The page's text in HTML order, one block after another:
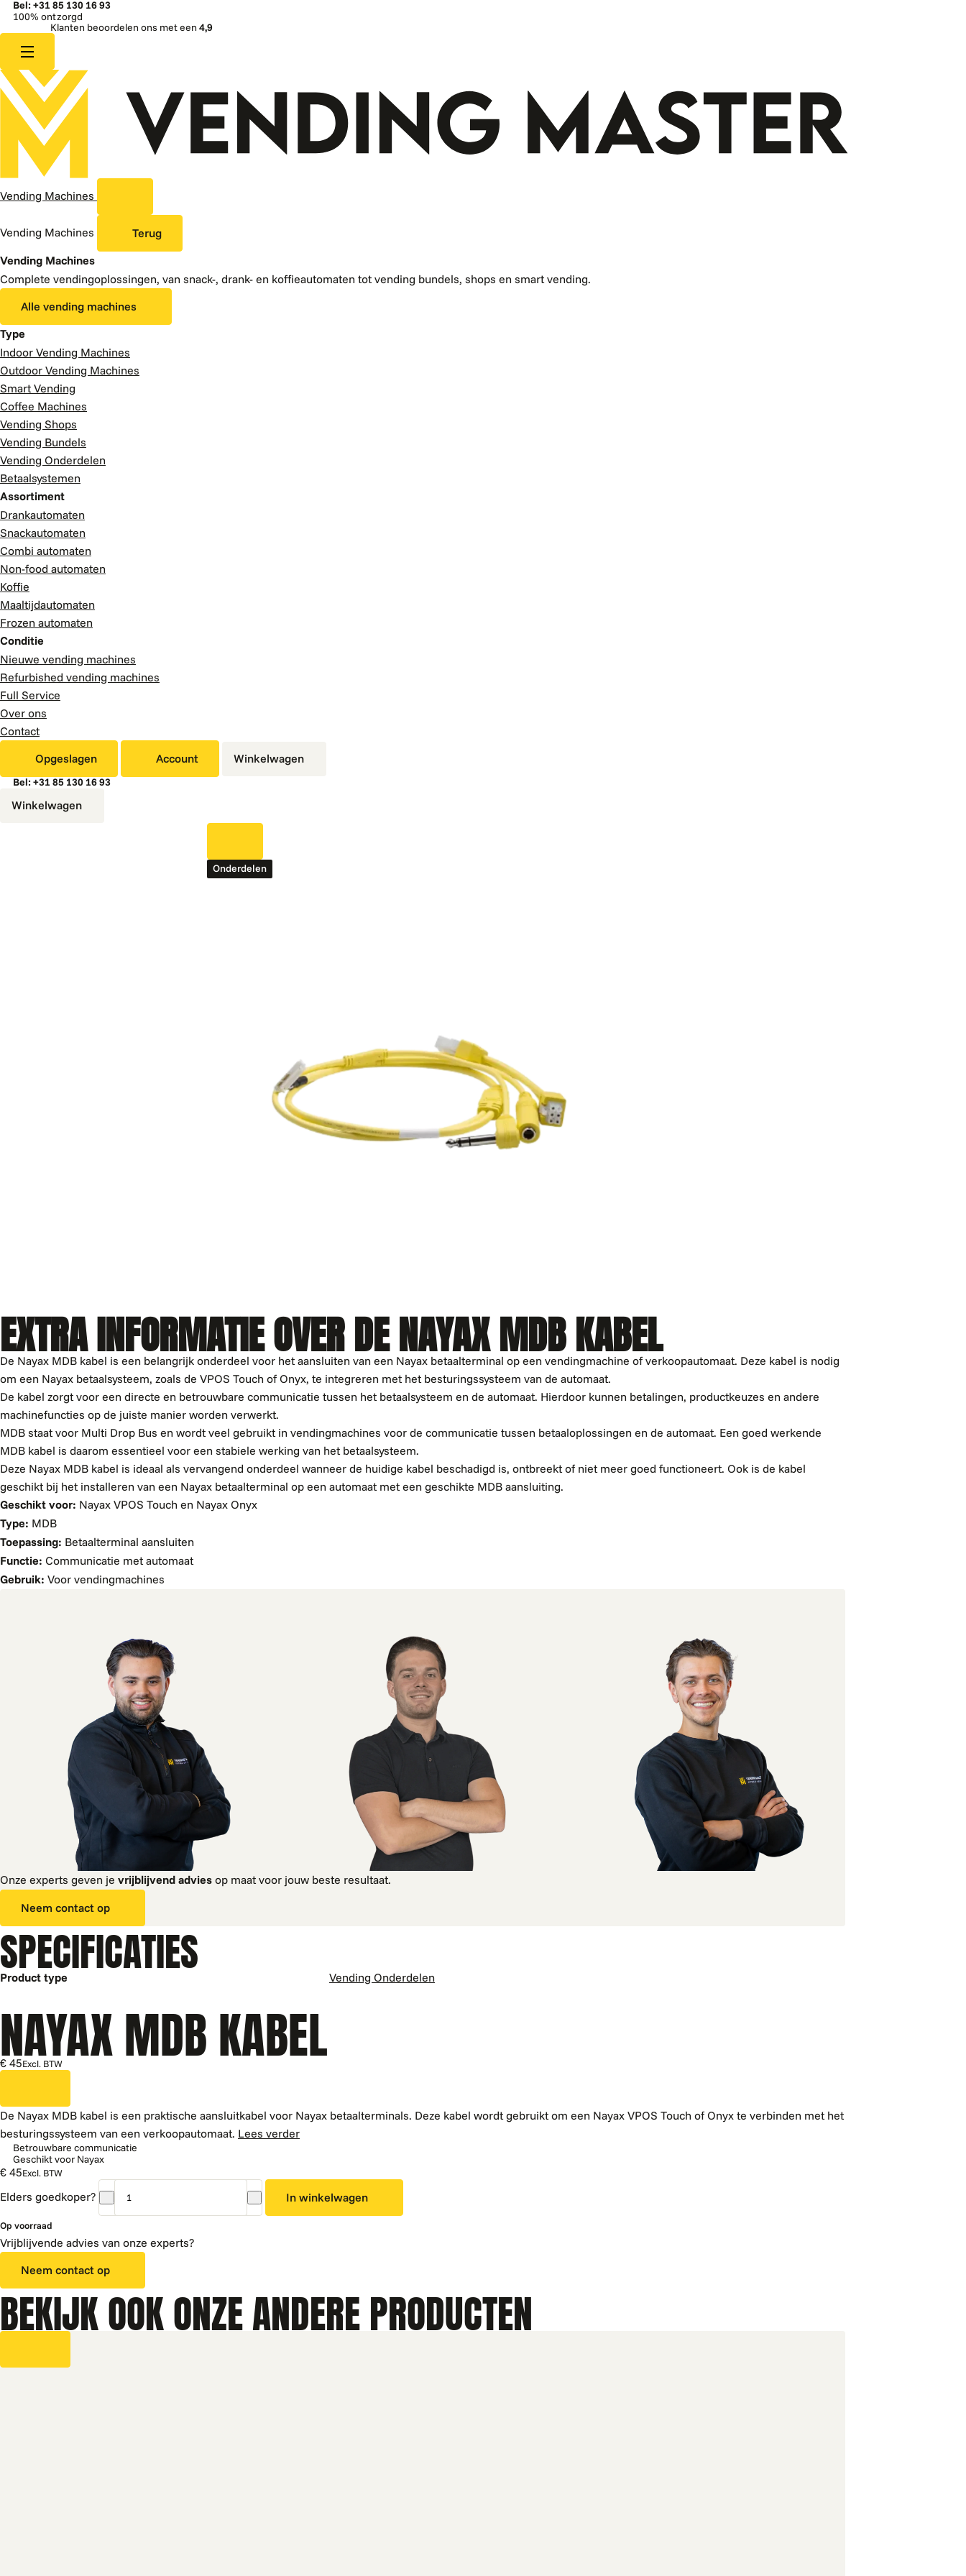
Bel: +31 85 130 16 93
100% ontzorgd
Klanten beoordelen ons met een 4,9
Vending Machines
Vending Machines
Terug
Vending Machines
Complete vendingoplossingen, van snack-, drank- en koffieautomaten tot vending bundels, shops en smart vending.
Alle vending machines
Type
Indoor Vending Machines
Outdoor Vending Machines
Smart Vending
Coffee Machines
Vending Shops
Vending Bundels
Vending Onderdelen
Betaalsystemen
Assortiment
Drankautomaten
Snackautomaten
Combi automaten
Non-food automaten
Koffie
Maaltijdautomaten
Frozen automaten
Conditie
Nieuwe vending machines
Refurbished vending machines
Full Service
Over ons
Contact
Opgeslagen Account Winkelwagen
Bel: +31 85 130 16 93
Winkelwagen
Onderdelen
EXTRA INFORMATIE OVER DE NAYAX MDB KABEL
De Nayax MDB kabel is een belangrijk onderdeel voor het aansluiten van een Nayax betaalterminal op een vendingmachine of verkoopautomaat. Deze kabel is nodig
om een Nayax betaalsysteem, zoals de VPOS Touch of Onyx, te integreren met het besturingssysteem van de automaat.
De kabel zorgt voor een directe en betrouwbare communicatie tussen het betaalsysteem en de automaat. Hierdoor kunnen betalingen, productkeuzes en andere
machinefuncties op de juiste manier worden verwerkt.
MDB staat voor Multi Drop Bus en wordt veel gebruikt in vendingmachines voor de communicatie tussen betaaloplossingen en de automaat. Een goed werkende
MDB kabel is daarom essentieel voor een stabiele werking van het betaalsysteem.
Deze Nayax MDB kabel is ideaal als vervangend onderdeel wanneer de huidige kabel beschadigd is, ontbreekt of niet meer goed functioneert. Ook is de kabel
geschikt bij het installeren van een Nayax betaalterminal op een automaat met een geschikte MDB aansluiting.
Geschikt voor: Nayax VPOS Touch en Nayax Onyx
Type: MDB
Toepassing: Betaalterminal aansluiten
Functie: Communicatie met automaat
Gebruik: Voor vendingmachines
Onze experts geven je vrijblijvend advies op maat voor jouw beste resultaat.
Neem contact op
SPECIFICATIES
Product type Vending Onderdelen
NAYAX MDB KABEL
€ 45Excl. BTW
De Nayax MDB kabel is een praktische aansluitkabel voor Nayax betaalterminals. Deze kabel wordt gebruikt om een Nayax VPOS Touch of Onyx te verbinden met het
besturingssysteem van een verkoopautomaat. Lees verder
Betrouwbare communicatie
Geschikt voor Nayax
€ 45Excl. BTW
Elders goedkoper?
Nayax
kabel
In winkelwagen
Op voorraad
Vrijblijvende advies van onze experts?
Neem contact op
BEKIJK OOK ONZE ANDERE PRODUCTEN